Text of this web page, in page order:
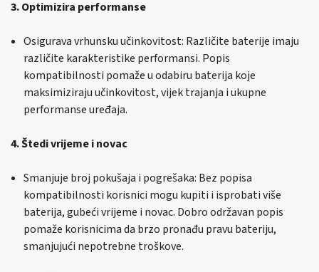
3. Optimizira performanse
Osigurava vrhunsku učinkovitost: Različite baterije imaju
različite karakteristike performansi. Popis
kompatibilnosti pomaže u odabiru baterija koje
maksimiziraju učinkovitost, vijek trajanja i ukupne
performanse uređaja.
4. Štedi vrijeme i novac
Smanjuje broj pokušaja i pogrešaka: Bez popisa
kompatibilnosti korisnici mogu kupiti i isprobati više
baterija, gubeći vrijeme i novac. Dobro održavan popis
pomaže korisnicima da brzo pronađu pravu bateriju,
smanjujući nepotrebne troškove.